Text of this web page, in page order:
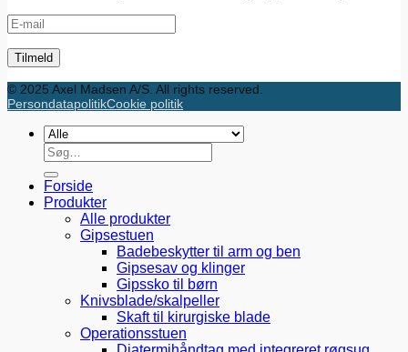
© 2025 Axel Madsen A/S. All rights reserved.
PersondatapolitikCookie politik
Søg
efter:
Forside
Produkter
Alle produkter
Gipsestuen
Badebeskytter til arm og ben
Gipsesav og klinger
Gipssko til børn
Knivsblade/skalpeller
Skaft til kirurgiske blade
Operationsstuen